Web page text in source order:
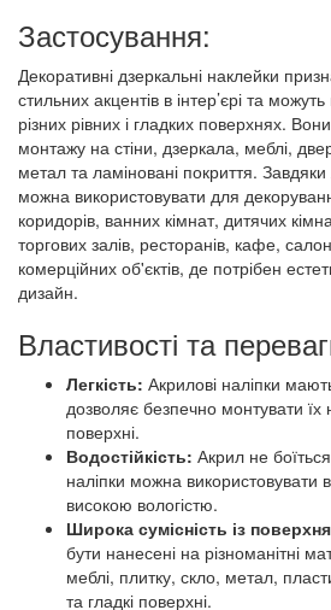
Застосування:
Декоративні дзеркальні наклейки
стильних акцентів в інтер’єрі та
різних рівних і гладких поверхнях.
монтажу на стіни, дзеркала, меблі,
метал та ламіновані покриття.
можна використовувати для
коридорів, ванних кімнат, дитячих
торгових залів, ресторанів, кафе,
комерційних об'єктів, де потрібен
дизайн.
Властивості та
Легкість: Акрилові наліпки
дозволяє безпечно монтувати їх
поверхні.
Водостійкість: Акрил не
наліпки можна використовувати
високою вологістю.
Широка сумісність із
бути нанесені на різноманітні
меблі, плитку, скло, метал,
та гладкі поверхні.